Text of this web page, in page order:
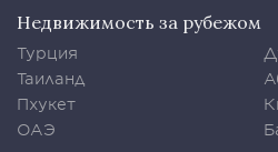
Недвижимость за рубежом
Турция
Таиланд
Пхукет
ОАЭ